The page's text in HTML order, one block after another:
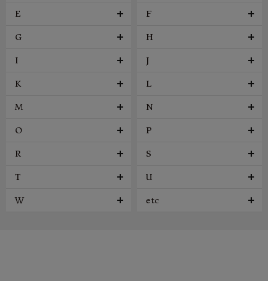
E F
G H
I J
K L
M N
O P
R S
T U
W etc